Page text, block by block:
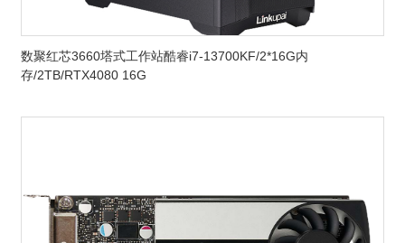
数聚红芯3660塔式工作站酷睿i7-13700KF/2*16G内
存/2TB/RTX4080 16G